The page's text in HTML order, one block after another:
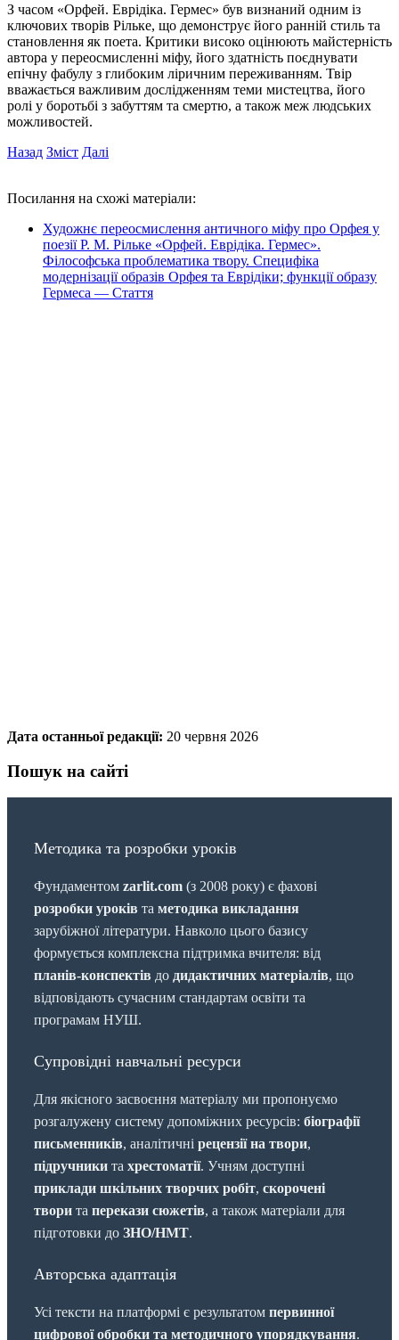
З часом «Орфей. Еврідіка. Гермес» був визнаний одним із
ключових творів Рільке, що демонструє його ранній стиль та
становлення як поета. Критики високо оцінюють майстерність
автора у переосмисленні міфу, його здатність поєднувати
епічну фабулу з глибоким ліричним переживанням. Твір
вважається важливим дослідженням теми мистецтва, його
ролі у боротьбі з забуттям та смертю, а також меж людських
можливостей.
Назад Зміст Далі
Посилання на схожі матеріали:
Художнє переосмислення античного міфу про Орфея у
поезії Р. М. Рільке «Орфей. Еврідіка. Гермес».
Філософська проблематика твору. Специфіка
модернізації образів Орфея та Еврідіки; функції образу
Гермеса — Стаття
Дата останньої редакції: 20 червня 2026
Пошук на сайті
Методика та розробки уроків
Фундаментом zarlit.com (з 2008 року) є фахові
розробки уроків та методика викладання
зарубіжної літератури. Навколо цього базису
формується комплексна підтримка вчителя: від
планів-конспектів до дидактичних матеріалів, що
відповідають сучасним стандартам освіти та
програмам НУШ.
Супровідні навчальні ресурси
Для якісного засвоєння матеріалу ми пропонуємо
розгалужену систему допоміжних ресурсів: біографії
письменників, аналітичні рецензії на твори,
підручники та хрестоматії. Учням доступні
приклади шкільних творчих робіт, скорочені
твори та перекази сюжетів, а також матеріали для
підготовки до ЗНО/НМТ.
Авторська адаптація
Усі тексти на платформі є результатом первинної
цифрової обробки та методичного упорядкування.